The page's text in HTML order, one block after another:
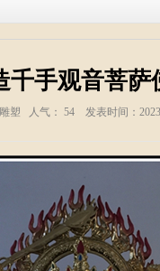
千手观音菩萨
塑 人气： 54 发表时间：